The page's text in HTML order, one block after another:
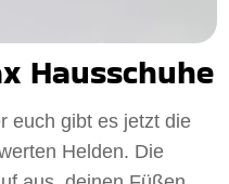
Hausschuhe
euch gibt es jetzt die
Helden. Die